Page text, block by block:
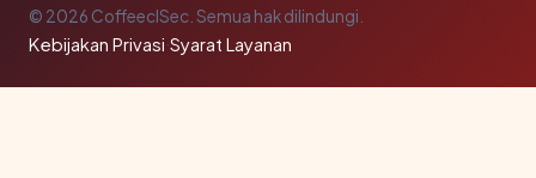
© 2026 CoffeeclSec. Semua hak dilindungi.
Kebijakan Privasi·Syarat Layanan